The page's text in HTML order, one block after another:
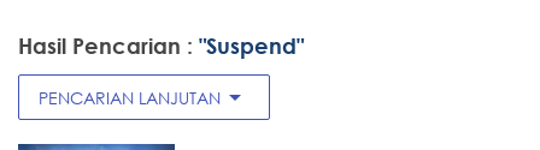
Hasil Pencarian : "Suspend"
PENCARIAN LANJUTAN arrow_drop_down